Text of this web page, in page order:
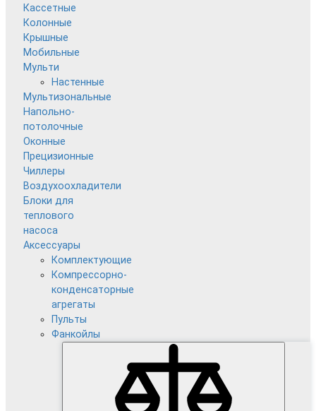
Кассетные
Колонные
Крышные
Мобильные
Мульти
Настенные
Мультизональные
Напольно-
потолочные
Оконные
Прецизионные
Чиллеры
Воздухоохладители
Блоки для
теплового
насоса
Аксессуары
Комплектующие
Компрессорно-
конденсаторные
агрегаты
Пульты
Фанкойлы